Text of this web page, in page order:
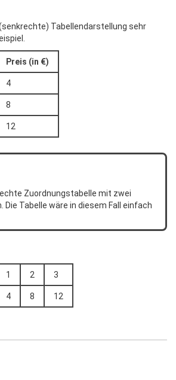
Tabellendarstellung sehr
Preis (in €)
4
8
12
Zuordnungstabelle mit zwei
Die Tabelle wäre in diesem Fall einfach
1 2 3
4 8 12